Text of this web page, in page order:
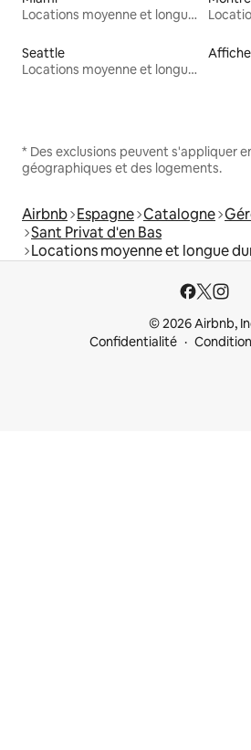
Locations moyenne et longue durée
Seattle
Locations moyenne et longue durée
* Des exclusions peuvent s'appliquer
géographiques et des logements.
Airbnb Espagne Catalogne
Sant Privat d'en Bas
Locations moyenne et longue
© 2026 Airbnb,
Confidentialité